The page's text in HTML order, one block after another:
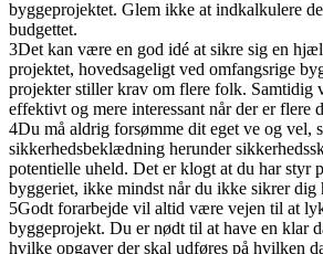
byggeprojektet. Glem ikke at indkalkulere
budgettet.
3Det kan være en god idé at sikre sig en
projektet, hovedsageligt ved omfangsrige
projekter stiller krav om flere folk. Samtidig
effektivt og mere interessant når der er flere
4Du må aldrig forsømme dit eget ve og vel,
sikkerhedsbeklædning herunder
potentielle uheld. Det er klogt at du har styr
byggeriet, ikke mindst når du ikke sikrer
5Godt forarbejde vil altid være vejen til at
byggeprojekt. Du er nødt til at have en klar
hvilke opgaver der skal udføres på hvilken